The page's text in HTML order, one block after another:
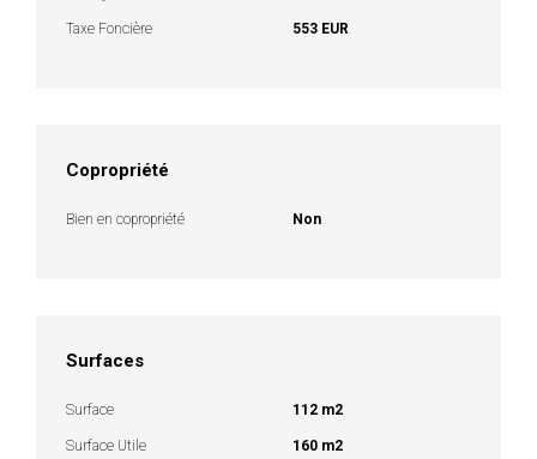
Taxe Foncière 553 EUR
Copropriété
Bien en copropriété Non
Surfaces
Surface 112 m2
Surface Utile 160 m2